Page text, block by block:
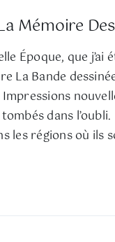
Mémoire
Époque, que
La Bande
Impressions
dans
les régions où ils